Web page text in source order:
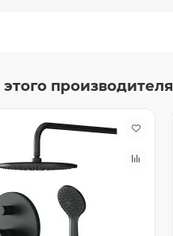
производителя